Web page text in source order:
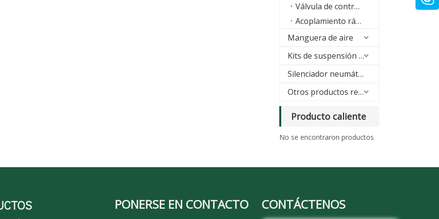
Válvula de control manual
Acoplamiento rápido
Manguera de aire
Kits de suspensión neumática
Silenciador neumático
Otros productos relacionados
Producto caliente
No se encontraron productos
PONERSE EN CONTACTO CONTÁCTENOS